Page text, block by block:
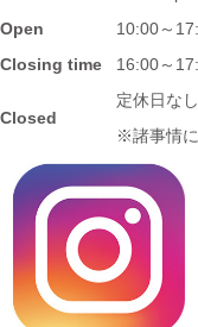
2023/10/25
≪新着商品≫ 波佐見焼
先行販売中！！
2023/10/23
≪おすすめ≫ あったか
荷しました♪焼きたて
Open
10:00～
Closing time
16:00～
Closed
定休日なし
※諸事情に